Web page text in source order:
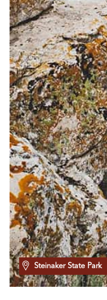
Steinaker State Park